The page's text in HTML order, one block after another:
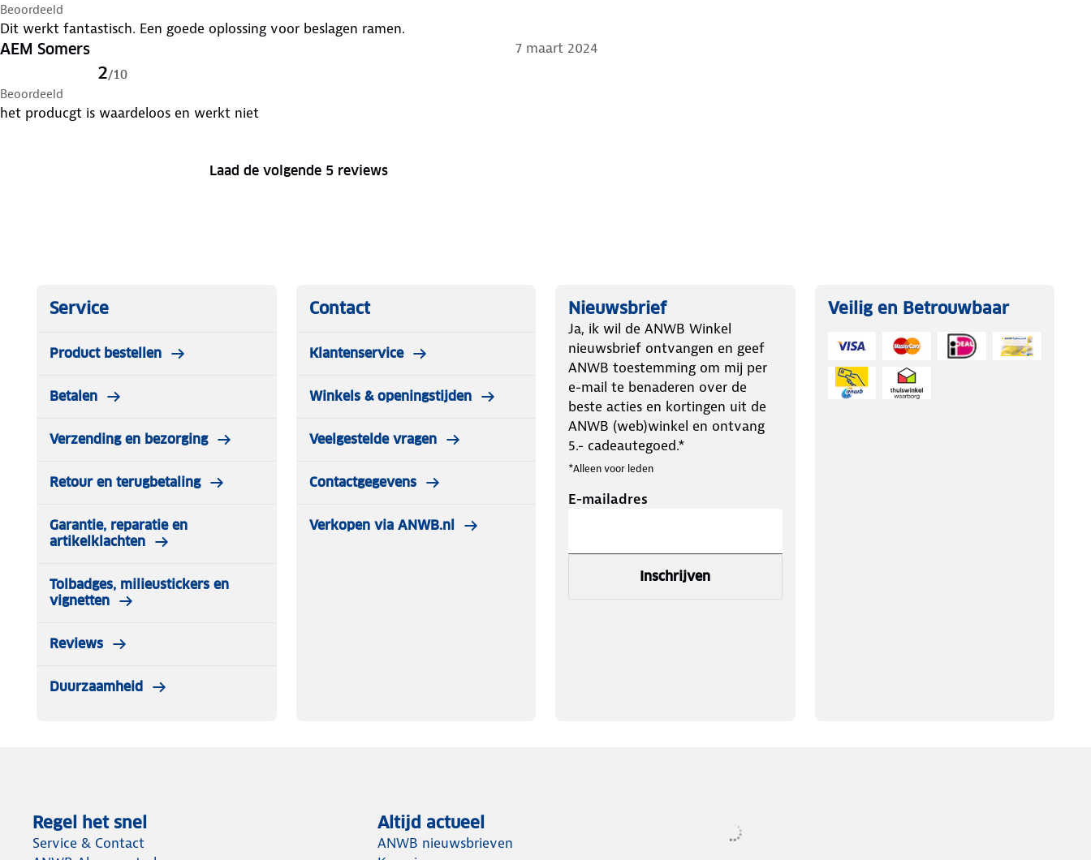
Beoordeeld
Dit werkt fantastisch. Een goede oplossing voor beslagen ramen.
AEM Somers 7 maart 2024
2/10
Beoordeeld
het producgt is waardeloos en werkt niet
Laad de volgende 5 reviews
Service
Product bestellen
Betalen
Verzending en bezorging
Retour en terugbetaling
Garantie, reparatie en
artikelklachten
Tolbadges, milieustickers en
vignetten
Reviews
Duurzaamheid
Contact
Klantenservice
Winkels & openingstijden
Veelgestelde vragen
Contactgegevens
Verkopen via ANWB.nl
Nieuwsbrief
Ja, ik wil de ANWB Winkel
nieuwsbrief ontvangen en geef
ANWB toestemming om mij per
e-mail te benaderen over de
beste acties en kortingen uit de
ANWB (web)winkel en ontvang
5.- cadeautegoed.*
*Alleen voor leden
E-mailadres
Inschrijven
Veilig en Betrouwbaar
Regel het snel
Service & Contact
Altijd actueel
ANWB nieuwsbrieven